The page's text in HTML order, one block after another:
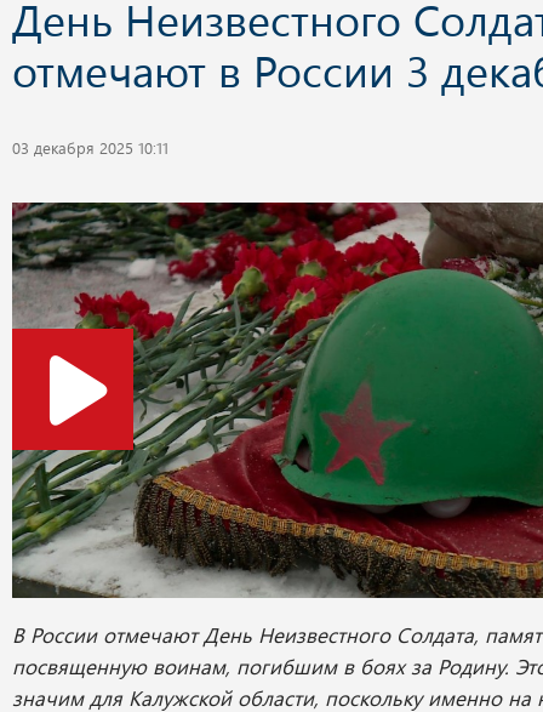
День Неизвестного
отмечают в России 3
03 декабря 2025 10:11
В России отмечают День Неизвестного Солдата,
посвященную воинам, погибшим в боях за Родину.
значим для Калужской области, поскольку именно